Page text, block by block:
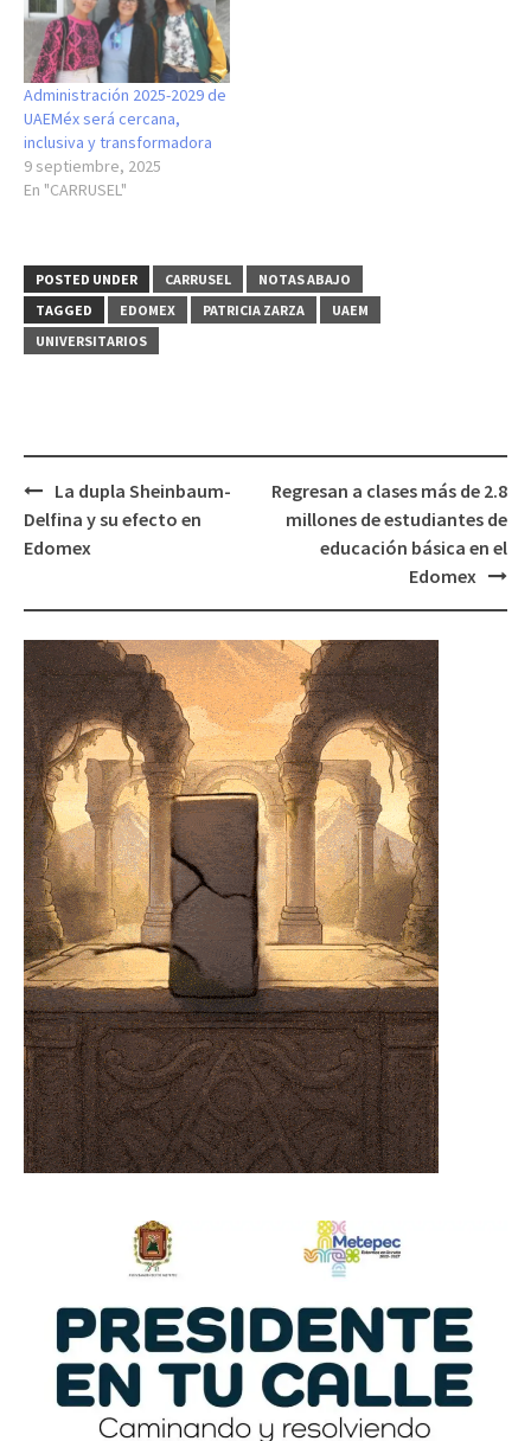
Administración 2025-2029 de
UAEMéx será cercana,
inclusiva y transformadora
9 septiembre, 2025
En "CARRUSEL"
POSTED UNDER CARRUSEL
NOTAS ABAJO
TAGGED
EDOMEX PATRICIA ZARZA
UAEM
UNIVERSITARIOS
Post
navigation
La dupla Sheinbaum-
Delfina y su efecto en
Edomex
Regresan a clases más de 2.8
millones de estudiantes de
educación básica en el
Edomex